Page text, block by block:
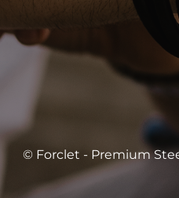
© Forclet - Premium